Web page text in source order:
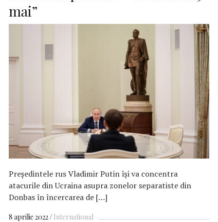
mai”
Preşedintele rus Vladimir Putin îşi va concentra
atacurile din Ucraina asupra zonelor separatiste din
Donbas în încercarea de […]
8 aprilie 2022 International